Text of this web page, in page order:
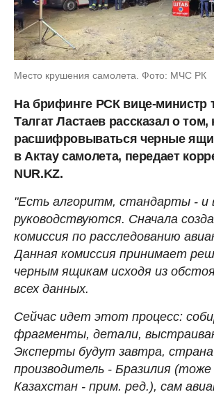
Место крушения самолета. Фото: МЧС РК
На брифинге РСК вице-министр
Талгат Ластаев рассказал о том,
расшифровываться черные
в Актау самолета, передает
NUR.KZ.
"Есть алгоритм, стандарты - и
руководствуются. Сначала
комиссия по расследованию
Данная комиссия принимает
черным ящикам исходя из
всех данных.
Сейчас идет этот процесс:
фрагменты, детали,
Эксперты будут завтра, страна
производитель - Бразилия
Казахстан - прим. ред.), сам